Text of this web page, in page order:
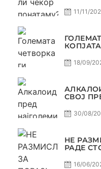
11/11/
КОПЈАТА
18/09/
СВОЈ
30/08/
НЕ
РАДЕ
16/06/